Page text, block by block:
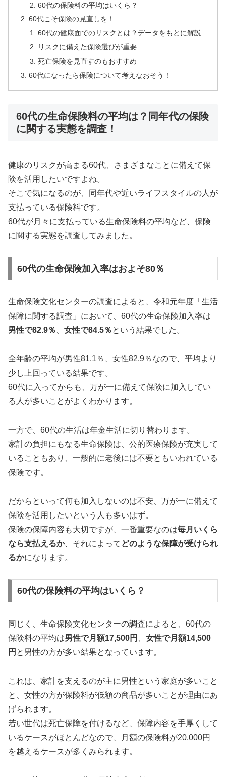
60代の保険料の平均はいくら？
60代こそ保険の見直しを！
60代の健康面でのリスクとは？データをもとに解説
リスクに備えた保険選びが重要
死亡保険を見直すのもおすすめ
60代になったら保険について考えなおそう！
60代の生命保険料の平均は？同年代の保険
に関する実態を調査！
健康のリスクが高まる60代、さまざまなことに備えて保
険を活用したいですよね。
そこで気になるのが、同年代や近いライフスタイルの人が
支払っている保険料です。
60代が月々に支払っている生命保険料の平均など、保険
に関する実態を調査してみました。
60代の生命保険加入率はおよそ80％
生命保険文化センターの調査によると、令和元年度「生活
保障に関する調査」において、60代の生命保険加入率は
男性で82.9％
女性で84.5％ という結果でした。
全年齢の平均が男性81.1％、女性82.9％なので、平均より
少し上回っている結果です。
60代に入ってからも、万が一に備えて保険に加入してい
る人が多いことがよくわかります。
一方で、60代の生活は年金生活に切り替わります。
家計の負担にもなる生命保険は、公的医療保険が充実して
いることもあり、一般的に老後には不要ともいわれている
保険です。
だからといって何も加入しないのは不安、万が一に備えて
保険を活用したいという人も多いはず。
保険の保障内容も大切ですが、一番重要なのは毎月いくら
なら支払えるか、それによって どのような保障が受けられ
るかになります。
60代の保険料の平均はいくら？
同じく、生命保険文化センターの調査によると、60代の
保険料の平均は男性で月額17,500円
女性で月額14,500
円 と男性の方が多い結果となっています。
これは、家計を支えるのが主に男性という家庭が多いこと
と、女性の方が保険料が低額の商品が多いことが理由にあ
げられます。
若い世代は死亡保障を付けるなど、保障内容を手厚くして
いるケースがほとんどなので、月額の保険料が20,000円
を越えるケースが多くみられます。